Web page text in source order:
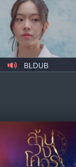
BLDUB